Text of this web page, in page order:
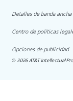
Detalles de banda ancha
Centro de políticas
Opciones de publicidad
© 2026 AT&T Intellectual